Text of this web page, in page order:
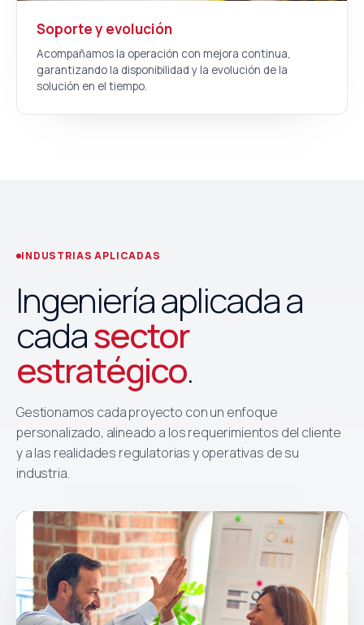
Soporte y evolución
Acompañamos la operación con mejora continua,
garantizando la disponibilidad y la evolución de la
solución en el tiempo.
INDUSTRIAS APLICADAS
Ingeniería aplicada a
cadasector
estratégico.
Gestionamos cada proyecto con un enfoque
personalizado, alineado a los requerimientos del cliente
y a las realidades regulatorias y operativas de su
industria.